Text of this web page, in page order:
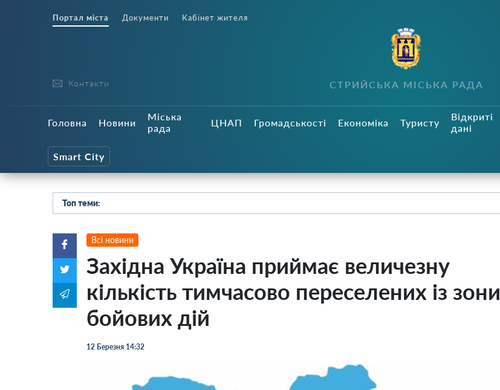
Портал міста Документи Кабінет жителя
Контакти СТРИЙСЬКА МІСЬКА РАДА
Головна Новини
Міська
рада
ЦНАП Громадськості Економіка Туристу
Відкриті
дані
Smart City
Топ теми:
Всі новини
Західна Україна приймає величезну
кількість тимчасово переселених із зони
бойових дій
12 Березня 14:32